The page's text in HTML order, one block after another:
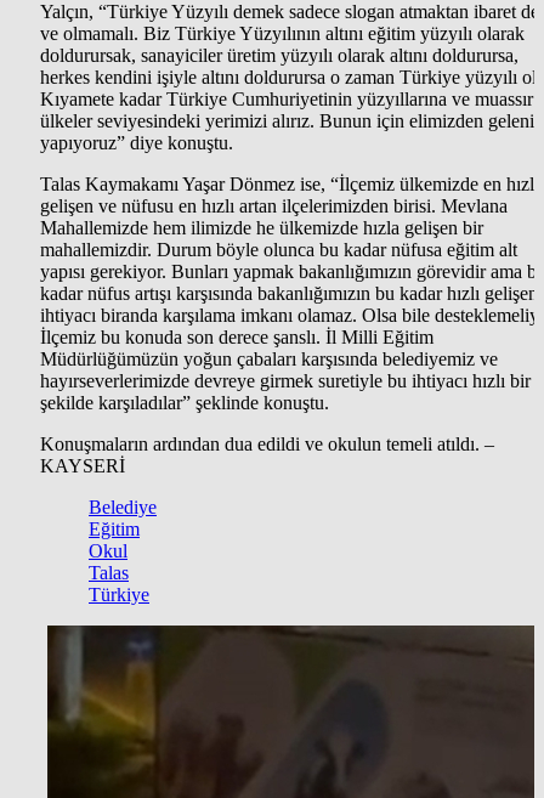
Yalçın, “Türkiye Yüzyılı demek sadece slogan atmaktan ibaret
ve olmamalı. Biz Türkiye Yüzyılının altını eğitim yüzyılı olarak
doldurursak, sanayiciler üretim yüzyılı olarak altını doldurursa,
herkes kendini işiyle altını doldurursa o zaman Türkiye yüzyılı
Kıyamete kadar Türkiye Cumhuriyetinin yüzyıllarına ve muassır
ülkeler seviyesindeki yerimizi alırız. Bunun için elimizden geleni
yapıyoruz” diye konuştu.
Talas Kaymakamı Yaşar Dönmez ise, “İlçemiz ülkemizde en hızlı
gelişen ve nüfusu en hızlı artan ilçelerimizden birisi. Mevlana
Mahallemizde hem ilimizde he ülkemizde hızla gelişen bir
mahallemizdir. Durum böyle olunca bu kadar nüfusa eğitim alt
yapısı gerekiyor. Bunları yapmak bakanlığımızın görevidir ama
kadar nüfus artışı karşısında bakanlığımızın bu kadar hızlı
ihtiyacı biranda karşılama imkanı olamaz. Olsa bile
İlçemiz bu konuda son derece şanslı. İl Milli Eğitim
Müdürlüğümüzün yoğun çabaları karşısında belediyemiz ve
hayırseverlerimizde devreye girmek suretiyle bu ihtiyacı hızlı bir
şekilde karşıladılar” şeklinde konuştu.
Konuşmaların ardından dua edildi ve okulun temeli atıldı. –
KAYSERİ
Belediye
Eğitim
Okul
Talas
Türkiye